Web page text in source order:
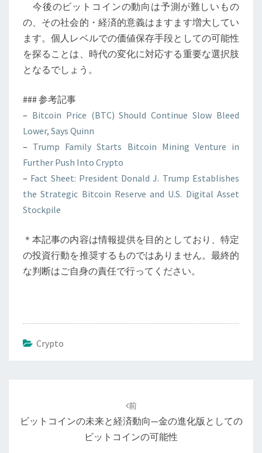
今後のビットコインの動向は予測が難しいもの
の、その社会的・経済的意義はますます増大してい
ます。個人レベルでの価値保存手段としての可能性
を探ることは、時代の変化に対応する重要な選択肢
となるでしょう。
### 参考記事
– Bitcoin Price (BTC) Should Continue Slow Bleed
Lower, Says Quinn
– Trump Family Starts Bitcoin Mining Venture in
Further Push Into Crypto
– Fact Sheet: President Donald J. Trump Establishes
the Strategic Bitcoin Reserve and U.S. Digital Asset
Stockpile
＊本記事の内容は情報提供を目的としており、特定
の投資行動を推奨するものではありません。最終的
な判断はご自身の責任で行ってください。
Crypto
前
ビットコインの未来と経済動向—金の進化版としての
ビットコインの可能性